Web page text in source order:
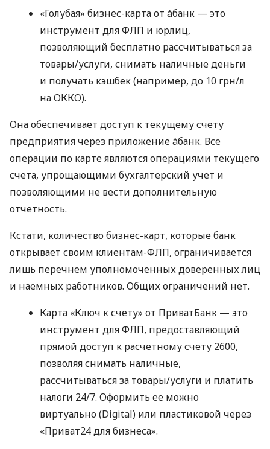
«Голубая» бизнес-карта от àбанк — это
инструмент для ФЛП и юрлиц,
позволяющий бесплатно рассчитываться за
товары/услуги, снимать наличные деньги
и получать кэшбек (например, до 10 грн/л
на ОККО).
Она обеспечивает доступ к текущему счету
предприятия через приложение àбанк. Все
операции по карте являются операциями текущего
счета, упрощающими бухгалтерский учет и
позволяющими не вести дополнительную
отчетность.
Кстати, количество бизнес-карт, которые банк
открывает своим клиентам-ФЛП, ограничивается
лишь перечнем уполномоченных доверенных лиц
и наемных работников. Общих ограничений нет.
Карта «Ключ к счету» от ПриватБанк — это
инструмент для ФЛП, предоставляющий
прямой доступ к расчетному счету 2600,
позволяя снимать наличные,
рассчитываться за товары/услуги и платить
налоги 24/7. Оформить ее можно
виртуально (Digital) или пластиковой через
«Приват24 для бизнеса».